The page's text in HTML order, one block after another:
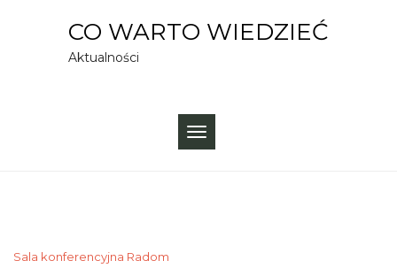
CO WARTO WIEDZIEĆ
Aktualności
TOGGLE
Sala konferencyjna Radom